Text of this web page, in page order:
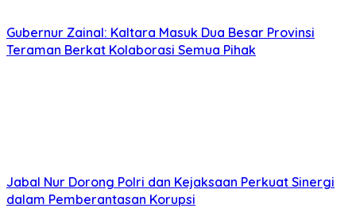
Gubernur Zainal: Kaltara Masuk Dua Besar Provinsi
Teraman Berkat Kolaborasi Semua Pihak
Jabal Nur Dorong Polri dan Kejaksaan Perkuat Sinergi
dalam Pemberantasan Korupsi